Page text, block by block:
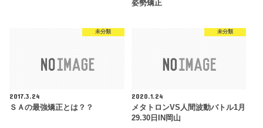
姿勢矯正
未分類
2017.3.24
ＳＡの最強矯正とは？？
未分類
2020.1.24
メタトロンVS人間波動バトル1月
29.30日IN岡山